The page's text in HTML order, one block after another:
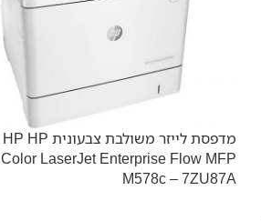
מדפסת לייזר משולבת צבעונית HP HP
Color LaserJet Enterprise Flow MFP
M578c – 7ZU87A